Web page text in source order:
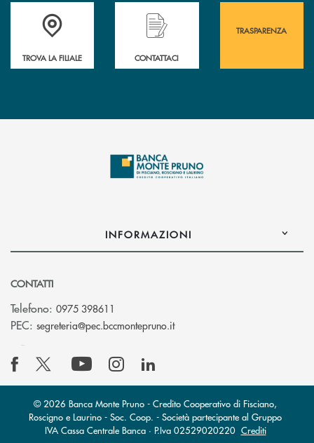
Accedi all' elenco completo&nbsp; delle&nbsp; filiali&nbsp; di Banca
TROVA LA FILIALE
Hai bisogno di assistenza immediata?
CONTATTACI
TRASPARENZA
INFORMAZIONI
CONTATTI
Telefono: 0975 398611
PEC: segreteria@pec.bccmontepruno.it(si apre l’app di posta
© 2026 Banca Monte Pruno - Credito Cooperativo di Fisciano,
Roscigno e Laurino - Soc. Coop. - Società partecipante al Gruppo
IVA Cassa Centrale Banca · P.Iva 02529020220 Crediti